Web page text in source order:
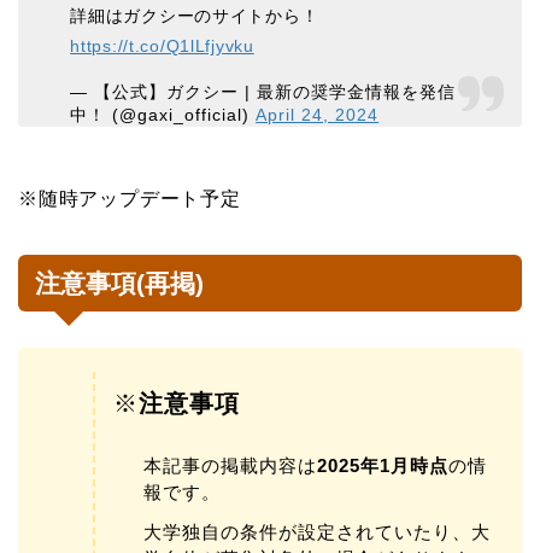
詳細はガクシーのサイトから！
https://t.co/Q1lLfjyvku
— 【公式】ガクシー | 最新の奨学金情報を発信
中！ (@gaxi_official)April 24, 2024
※随時アップデート予定
注意事項(再掲)
※注意事項
本記事の掲載内容は2025年1月時点の情
報です。
大学独自の条件が設定されていたり、大